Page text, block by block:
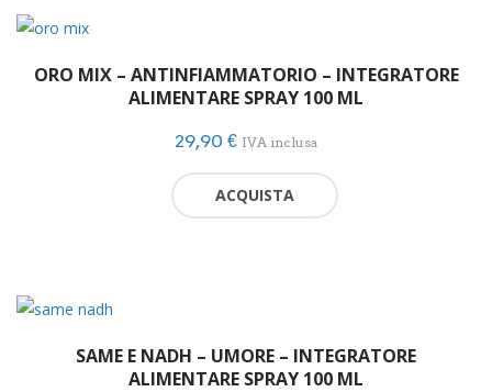
ORO MIX – ANTINFIAMMATORIO – INTEGRATORE
ALIMENTARE SPRAY 100 ML
29,90 € IVA inclusa
ACQUISTA
SAME E NADH – UMORE – INTEGRATORE
ALIMENTARE SPRAY 100 ML